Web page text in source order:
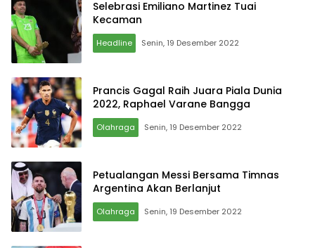
Selebrasi Emiliano Martinez Tuai
Kecaman
Headline Senin, 19 Desember 2022
Prancis Gagal Raih Juara Piala Dunia
2022, Raphael Varane Bangga
Olahraga Senin, 19 Desember 2022
Petualangan Messi Bersama Timnas
Argentina Akan Berlanjut
Olahraga Senin, 19 Desember 2022